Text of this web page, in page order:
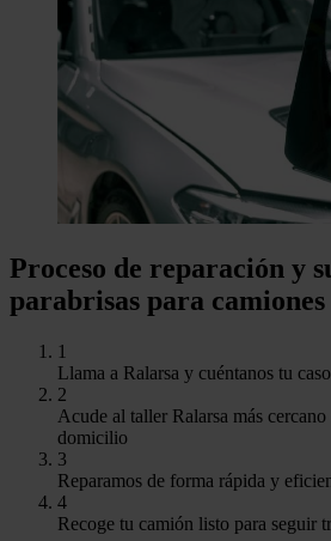
Proceso de reparación y
parabrisas para
1
Llama a Ralarsa y cuéntanos tu caso
2
Acude al taller Ralarsa más
domicilio
3
Reparamos de forma rápida y
4
Recoge tu camión listo para seguir